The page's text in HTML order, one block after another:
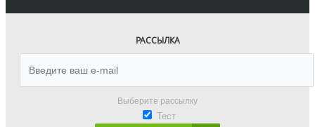
РАССЫЛКА
Выберите рассылку
Тест